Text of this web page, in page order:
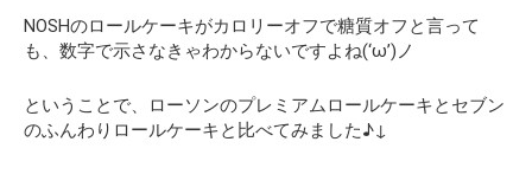
NOSHのロールケーキがカロリーオフで糖質オフと言って
も、数字で示さなきゃわからないですよね(‘ω’)ノ
ということで、ローソンのプレミアムロールケーキとセブン
のふんわりロールケーキと比べてみました♪↓